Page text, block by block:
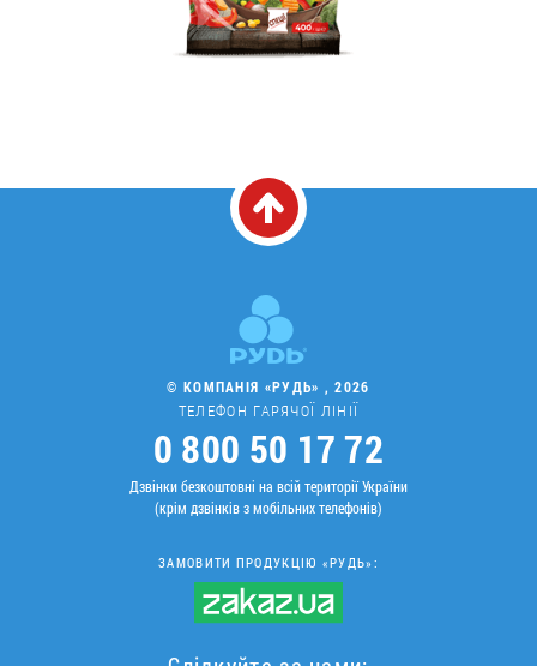
© КОМПАНІЯ «РУДЬ» , 2026
ТЕЛЕФОН ГАРЯЧОЇ ЛІНІЇ
0 800 50 17 72
Дзвінки безкоштовні на всій території України
(крім дзвінків з мобільних телефонів)
ЗАМОВИТИ ПРОДУКЦІЮ «РУДЬ»: